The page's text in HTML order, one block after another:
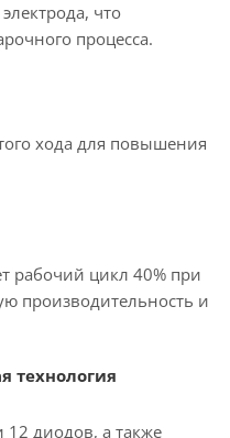
что
процесса.
хода для повышения
рабочий цикл 40% при
производительность и
технология
диодов, а также